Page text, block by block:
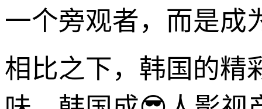
一个旁观者，而是成
相比之下，韩国的精